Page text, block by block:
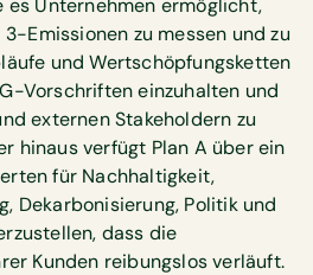
es Unternehmen ermöglicht,
Emissionen zu messen und zu
und Wertschöpfungsketten
Vorschriften einzuhalten und
externen Stakeholdern zu
hinaus verfügt Plan A über ein
für Nachhaltigkeit,
Dekarbonisierung, Politik und
dass die
Kunden reibungslos verläuft.